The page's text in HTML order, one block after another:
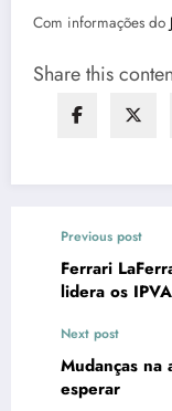
Com informações do
Share this
Previous post
Ferrari
lidera os
Next post
Mudanças
esperar